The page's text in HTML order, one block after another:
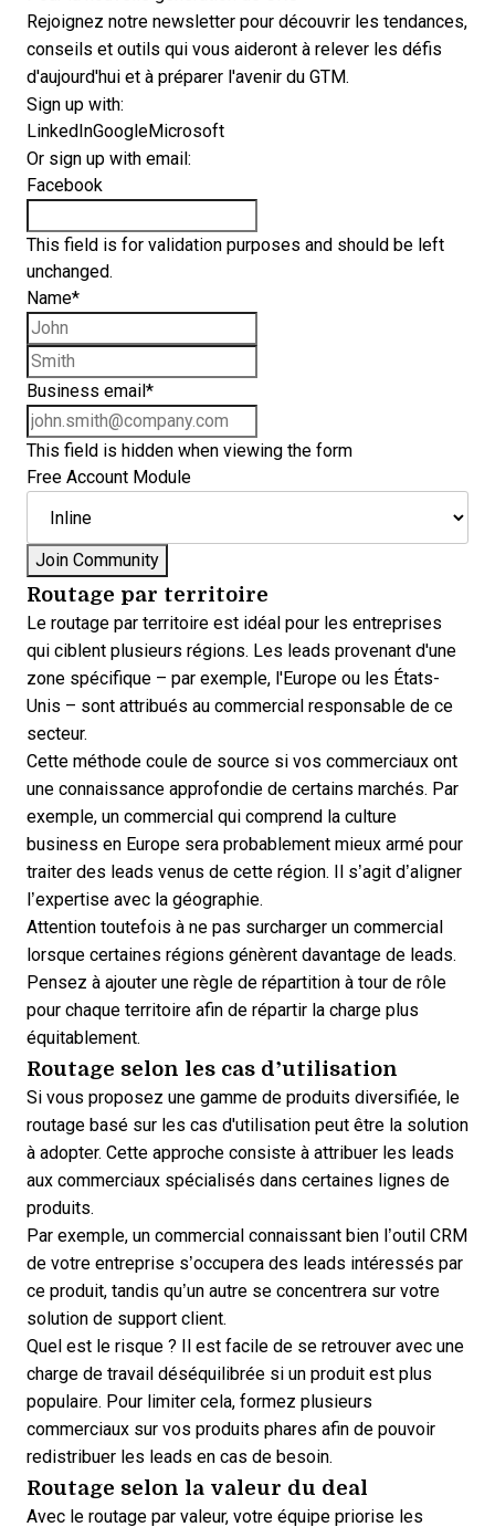
Rejoignez notre newsletter pour découvrir les tendances,
conseils et outils qui vous aideront à relever les défis
d'aujourd'hui et à préparer l'avenir du GTM.
Sign up with:
LinkedInGoogleMicrosoft
Or sign up with email:
Facebook
This field is for validation purposes and should be left
unchanged.
Name*
Business email *
This field is hidden when viewing the form
Free Account Module
Routage par territoire
Le routage par territoire est idéal pour les entreprises
qui ciblent plusieurs régions. Les leads provenant d'une
zone spécifique – par exemple, l'Europe ou les États-
Unis – sont attribués au commercial responsable de ce
secteur.
Cette méthode coule de source si vos commerciaux ont
une connaissance approfondie de certains marchés. Par
exemple, un commercial qui comprend la culture
business en Europe sera probablement mieux armé pour
traiter des leads venus de cette région. Il s’agit d’aligner
l’expertise avec la géographie.
Attention toutefois à ne pas surcharger un commercial
lorsque certaines régions génèrent davantage de leads.
Pensez à ajouter une règle de répartition à tour de rôle
pour chaque territoire afin de répartir la charge plus
équitablement.
Routage selon les cas d’utilisation
Si vous proposez une gamme de produits diversifiée, le
routage basé sur les cas d'utilisation peut être la solution
à adopter. Cette approche consiste à attribuer les leads
aux commerciaux spécialisés dans certaines lignes de
produits.
Par exemple, un commercial connaissant bien l’outil CRM
de votre entreprise s’occupera des leads intéressés par
ce produit, tandis qu’un autre se concentrera sur votre
solution de support client.
Quel est le risque ? Il est facile de se retrouver avec une
charge de travail déséquilibrée si un produit est plus
populaire. Pour limiter cela, formez plusieurs
commerciaux sur vos produits phares afin de pouvoir
redistribuer les leads en cas de besoin.
Routage selon la valeur du deal
Avec le routage par valeur, votre équipe priorise les